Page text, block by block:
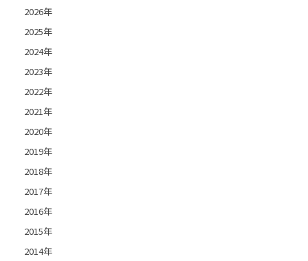
2026年
2025年
2024年
2023年
2022年
2021年
2020年
2019年
2018年
2017年
2016年
2015年
2014年